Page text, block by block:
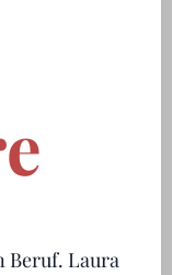
Beruf. Laura